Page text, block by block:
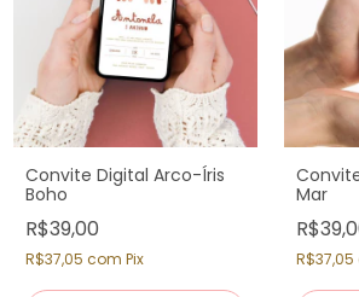
Convite Digital Arco-Íris
Boho
R$39,00
R$37,05 com Pix
Mar
R$37,05